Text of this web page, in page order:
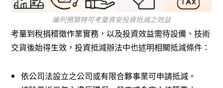
編列預算時可考量資安投資抵減之效益
考量到稅捐稽徵作業實務，以及投資效益需待設備、技術
交貨後始得生效，投資抵減辦法中也述明相關抵減條件：
依公司法設立之公司或有限合夥事業可申請抵減。